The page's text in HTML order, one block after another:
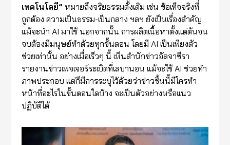
เทคโนโลยี” หมายถึงจริยธรรมดั้งเดิม เช่น ข้อเท็จจริงที่
ถูกต้อง ความเป็นธรรม-เป็นกลาง ฯลฯ ยังเป็นเรื่องสำคัญ
แม้จะนำ AI มาใช้ นอกจากนั้น การผลิตเนื้อหาตั้งแต่ต้นจน
จบต้องมีมนุษย์ทำด้วยทุกขั้นตอน โดยมี AI เป็นเพียงตัว
ช่วยเท่านั้น อย่างเมื่อเร็วๆ นี้ เห็นสำนักข่าวอัลจาซีรา
รายงานข่าวเพจเจอร์ระเบิดที่เลบานอน แม้จะใช้ AI ช่วยทำ
ภาพประกอบ แต่ก็มีการระบุไว้ด้วยว่าข่าวชิ้นนี้มีใครทำ
หน้าที่อะไรในขั้นตอนใดบ้าง จะเป็นตัวอย่างหรือแนว
ปฏิบัติได้